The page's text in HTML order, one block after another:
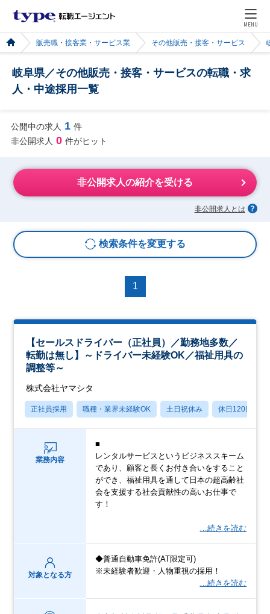
MENU
販売職・接客業・サービス業 その他販売・接客・サービス
岐阜県／その他販売・接客・サービスの転職・求
人・中途採用一覧
公開中の求人 1 件
非公開求人 0 件がヒット
非公開求人の紹介を受ける
非公開求人とは
検索条件を変更する
1
【セールスドライバー（正社員）／勤務地多数／
転勤は無し】～ドライバー未経験OK／福祉用具の
調整等～
株式会社ヤマシタ
正社員採用 職種・業界未経験OK 土日祝休み 休日120日以上
業務内容
■
レンタルサービスというビジネススキーム
であり、顧客と長くお付き合いをすること
ができ、福祉用具を通して日本の超高齢社
会を支援する社会貢献性の高いお仕事で
す！
…続きを読む
対象となる方
◆普通自動車免許(AT限定可)
※未経験者歓迎・人物重視の採用！
…続きを読む